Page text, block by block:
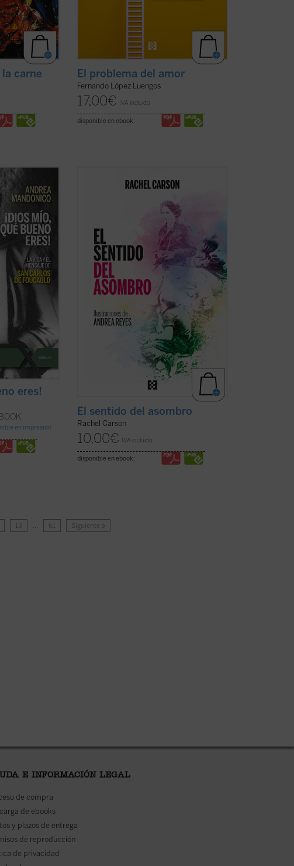
carne El problema del amor
Fernando López Luengos
17,00€ IVA incluido
disponible en ebook:
escrita por
de su causa
en los
de su
pastoral.
eres!
en impresión
El principal legado de Carson fue
preservar la naturaleza que
experimentar su grandeza. Este pequeño
clásico, traducido por primera vez al
español y bellamente ilustrado, es un
antídoto refrescante contra ...
(ver ficha)
El sentido del asombro
Rachel Carson
10,00€ IVA incluido
disponible en ebook:
13 61 Siguiente »
E INFORMACIÓN LEGAL
de compra
de ebooks
y plazos de entrega
de reproducción
de privacidad